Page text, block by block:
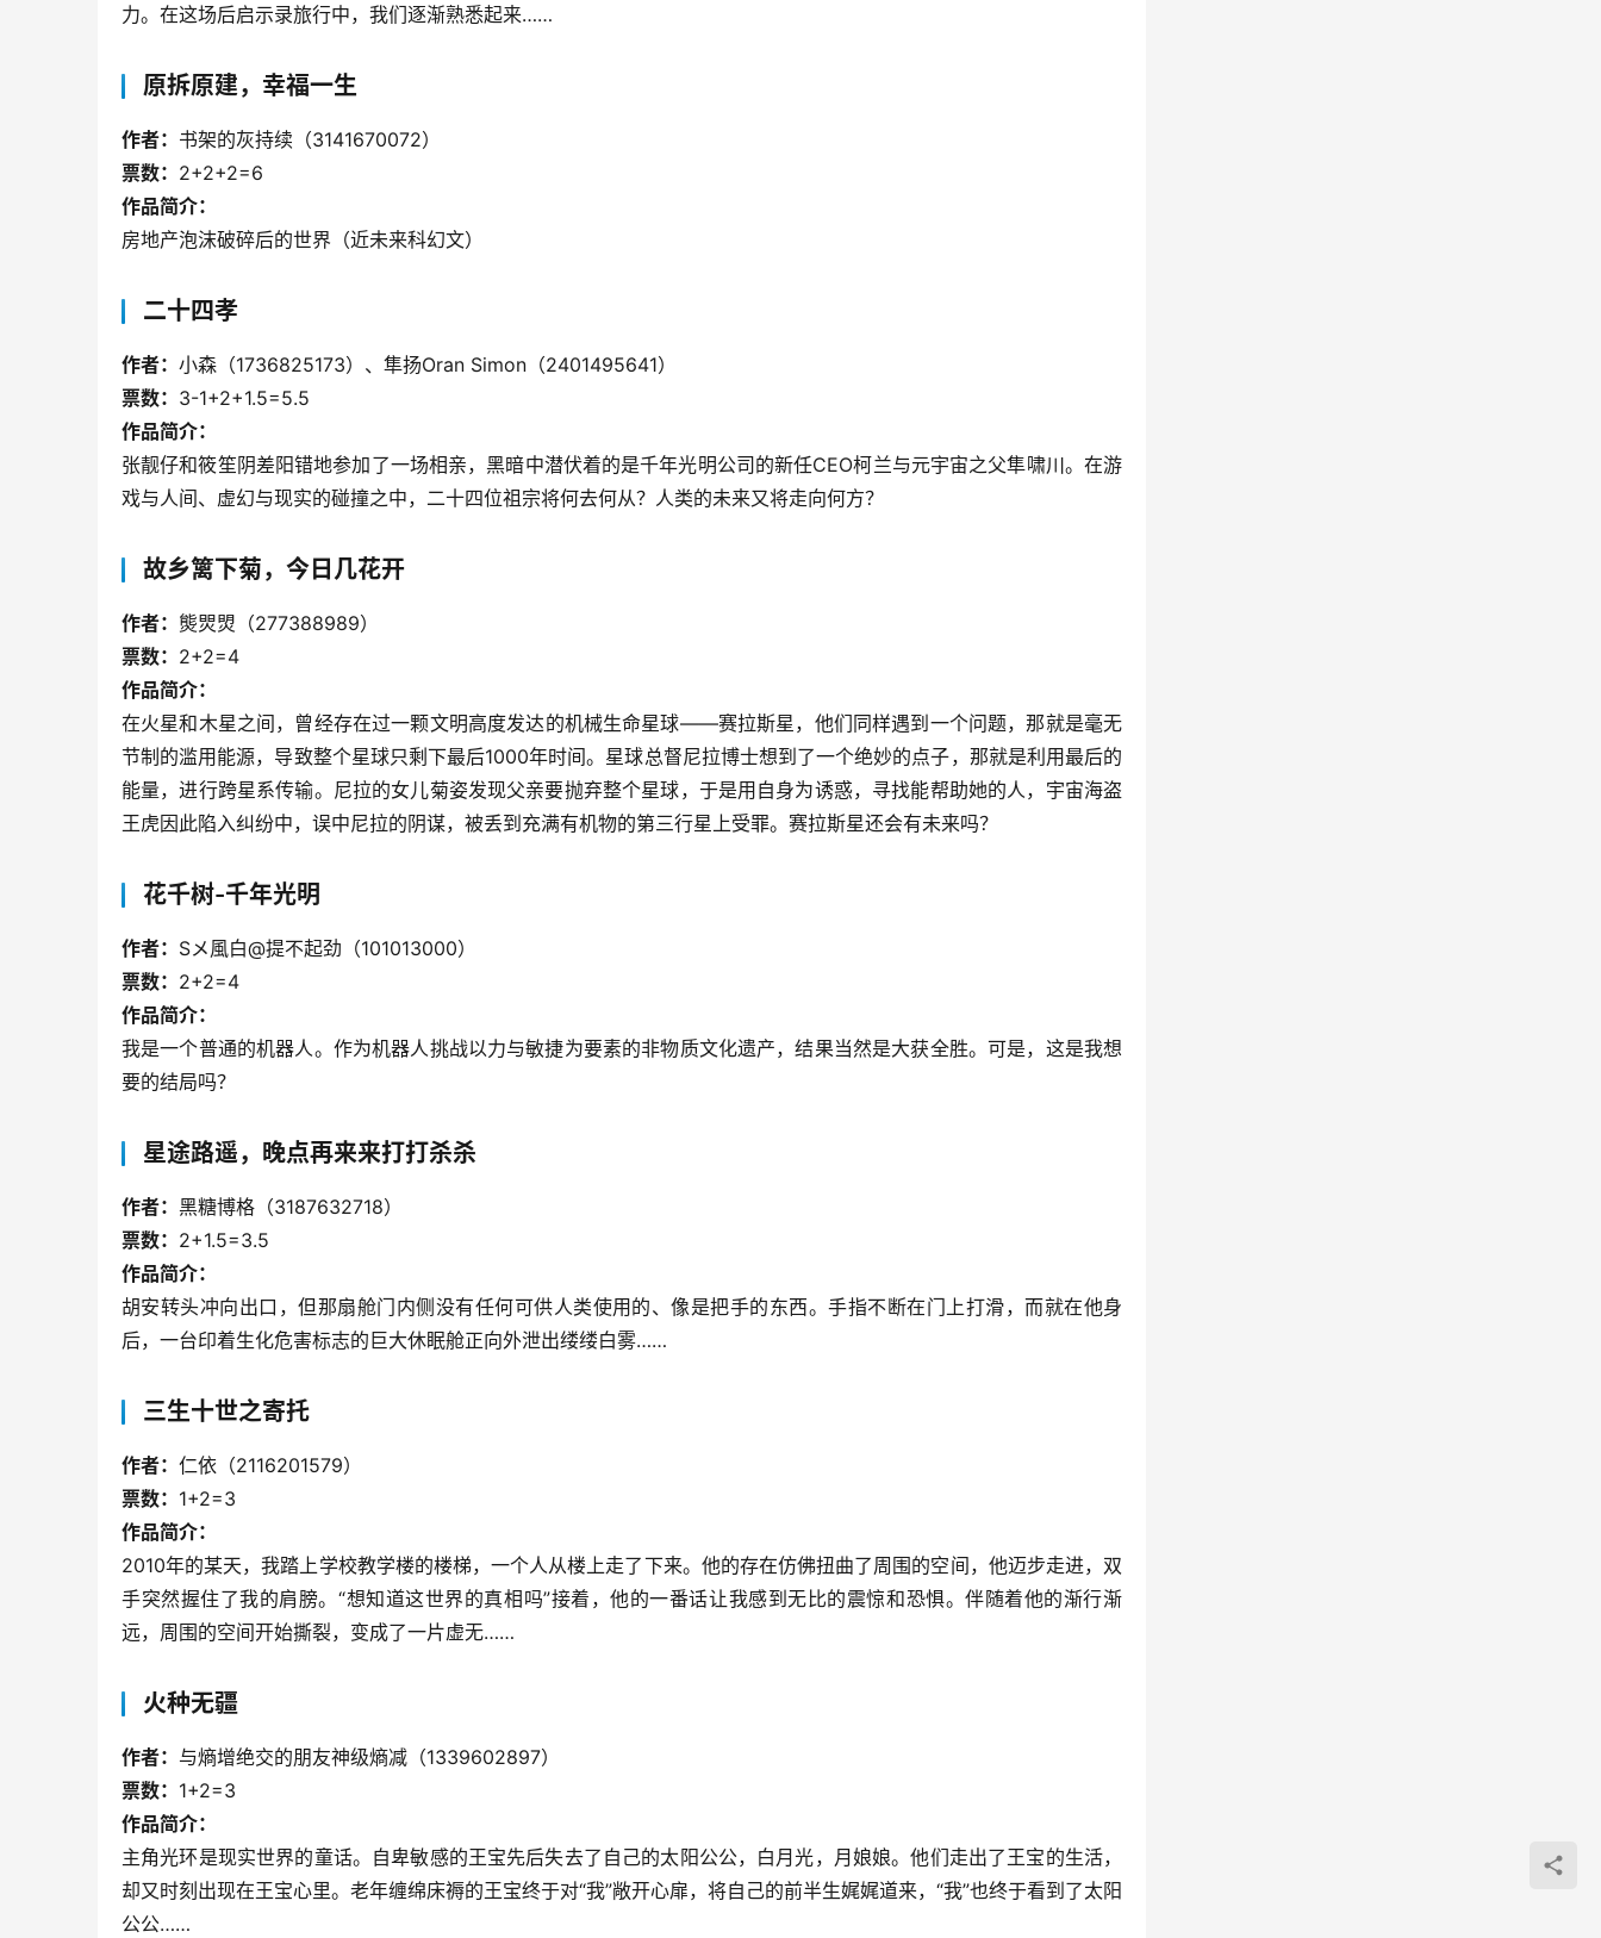
力。在这场后启示录旅行中，我们逐渐熟悉起来……
原拆原建，幸福一生
作者： 书架的灰持续（3141670072）
票数： 2+2+2=6
作品简介：
房地产泡沫破碎后的世界（近未来科幻文）
二十四孝
作者： 小森（1736825173）、隼扬Oran Simon（2401495641）
票数： 3-1+2+1.5=5.5
作品简介：
张靓仔和筱笙阴差阳错地参加了一场相亲，黑暗中潜伏着的是千年光明公司的新任CEO柯兰与元宇宙之父隼啸川。在游
戏与人间、虚幻与现实的碰撞之中，二十四位祖宗将何去何从？人类的未来又将走向何方？
故乡篱下菊，今日几花开
作者： 熋焸焽（277388989）
票数： 2+2=4
作品简介：
在火星和木星之间，曾经存在过一颗文明高度发达的机械生命星球——赛拉斯星，他们同样遇到一个问题，那就是毫无
节制的滥用能源，导致整个星球只剩下最后1000年时间。星球总督尼拉博士想到了一个绝妙的点子，那就是利用最后的
能量，进行跨星系传输。尼拉的女儿菊姿发现父亲要抛弃整个星球，于是用自身为诱惑，寻找能帮助她的人，宇宙海盗
王虎因此陷入纠纷中，误中尼拉的阴谋，被丢到充满有机物的第三行星上受罪。赛拉斯星还会有未来吗？
花千树-千年光明
作者： Sメ風白@提不起劲（101013000）
票数： 2+2=4
作品简介：
我是一个普通的机器人。作为机器人挑战以力与敏捷为要素的非物质文化遗产，结果当然是大获全胜。可是，这是我想
要的结局吗？
星途路遥，晚点再来来打打杀杀
作者： 黑糖博格（3187632718）
票数： 2+1.5=3.5
作品简介：
胡安转头冲向出口，但那扇舱门内侧没有任何可供人类使用的、像是把手的东西。手指不断在门上打滑，而就在他身
后，一台印着生化危害标志的巨大休眠舱正向外泄出缕缕白雾……
三生十世之寄托
作者： 仁依（2116201579）
票数： 1+2=3
作品简介：
2010年的某天，我踏上学校教学楼的楼梯，一个人从楼上走了下来。他的存在仿佛扭曲了周围的空间，他迈步走进，双
手突然握住了我的肩膀。“想知道这世界的真相吗”接着，他的一番话让我感到无比的震惊和恐惧。伴随着他的渐行渐
远，周围的空间开始撕裂，变成了一片虚无……
火种无疆
作者： 与熵增绝交的朋友神级熵减（1339602897）
票数： 1+2=3
作品简介：
主角光环是现实世界的童话。自卑敏感的王宝先后失去了自己的太阳公公，白月光，月娘娘。他们走出了王宝的生活，
却又时刻出现在王宝心里。老年缠绵床褥的王宝终于对“我”敞开心扉，将自己的前半生娓娓道来，“我”也终于看到了太阳
公公……